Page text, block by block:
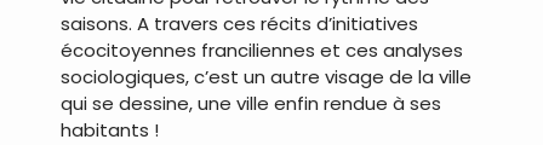
saisons. A travers ces récits d’initiatives
écocitoyennes franciliennes et ces analyses
sociologiques, c’est un autre visage de la ville
qui se dessine, une ville enfin rendue à ses
habitants !